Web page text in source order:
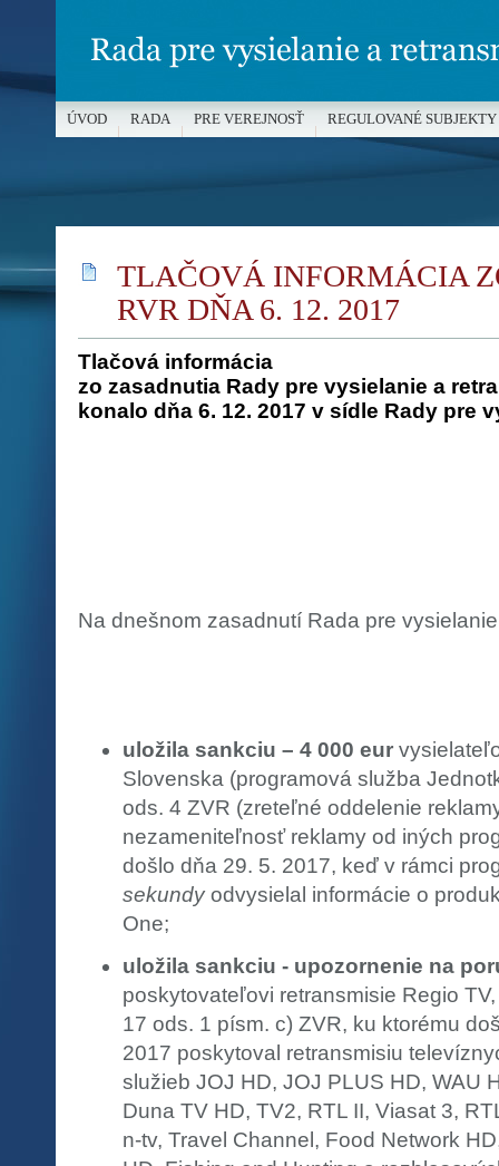
TLAČOVÁ INFORMÁCIA
RVR DŇA 6. 12. 2017
Tlačová informácia
zo zasadnutia Rady pre vysielanie a
konalo dňa 6. 12. 2017 v sídle Rady pre
Na dnešnom zasadnutí Rada pre
uložila sankciu – 4 000 eur
Slovenska (programová služba
ods. 4 ZVR (zreteľné oddelenie
nezameniteľnosť reklamy od iných
došlo dňa 29. 5. 2017, keď v rámci
sekundyodvysielal informácie o
One;
uložila sankciu - upozornenie na
poskytovateľovi retransmisie Regio
17 ods. 1 písm. c) ZVR, ku ktorému
2017 poskytoval retransmisiu
služieb JOJ HD, JOJ PLUS HD, WAU
Duna TV HD, TV2, RTL II, Viasat 3,
n-tv, Travel Channel, Food Network
ÚVOD RADA PRE VEREJNOSŤ REGULOVANÉ SUBJEKTY